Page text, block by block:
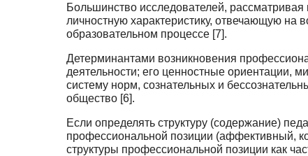
Большинство исследователей,
личностную характеристику, отвечающую на
образовательном процессе [7].
Детерминантами возникновения
деятельности; его ценностные ориентации,
систему норм, сознательных и
общество [6].
Если определять структуру (содержание)
профессиональной позиции (аффективный,
структуры профессиональной позиции как